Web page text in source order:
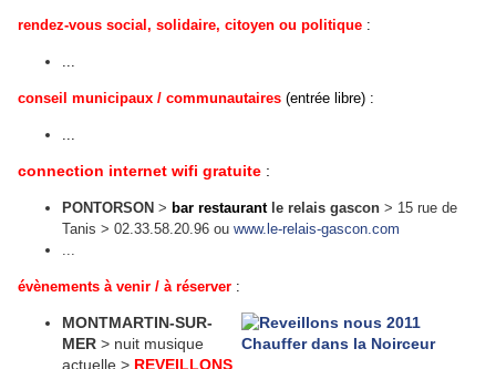
rendez-vous social, solidaire, citoyen ou politique :
...
conseil municipaux / communautaires (entrée libre) :
...
connection internet wifi gratuite :
PONTORSON > bar restaurant le relais gascon > 15 rue de
Tanis > 02.33.58.20.96 ou www.le-relais-gascon.com
...
évènements à venir / à réserver :
MONTMARTIN-SUR-
MER > nuit musique
actuelle > REVEILLONS